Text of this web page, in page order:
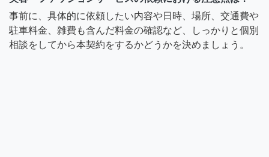
事前に、具体的に依頼したい内容や日時、場所、交通費や
駐車料金、雑費も含んだ料金の確認など、しっかりと個別
相談をしてから本契約をするかどうかを決めましょう。